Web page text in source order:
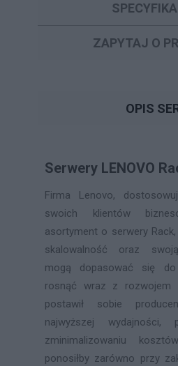
ZAPYTAJ O
OPIS
Serwery LENOVO
Firma Lenovo,
swoich klientów
asortyment o serwery
skalowalność oraz
mogą dopasować się
rosnąć wraz z rozwojem
postawił sobie
najwyższej wydajności,
zminimalizowaniu
ponosiłby zarówno przy